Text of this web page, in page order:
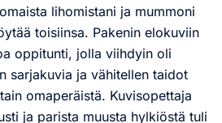
lihomistani ja mummoni
toisiinsa. Pakenin elokuviin
oppitunti, jolla viihdyin oli
sarjakuvia ja vähitellen taidot
omaperäistä. Kuvisopettaja
ja parista muusta hylkiöstä tuli